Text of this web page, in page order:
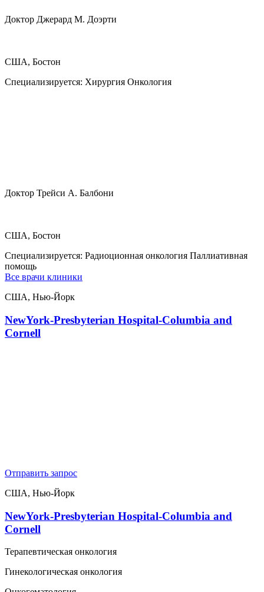
Доктор Джерард М. Доэрти
США, Бостон
Специализируется: Хирургия Онкология
Доктор Трейси А. Балбони
США, Бостон
Специализируется: Радиоционная онкология Паллиативная
помощь
Все врачи клиники
США, Нью-Йорк
NewYork-Presbyterian Hospital-Columbia and
Cornell
Отправить запрос
США, Нью-Йорк
NewYork-Presbyterian Hospital-Columbia and
Cornell
Терапевтическая онкология
Гинекологическая онкология